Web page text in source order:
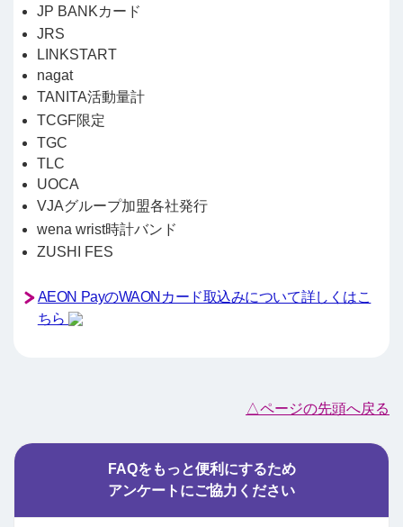
JP BANKカード
JRS
LINKSTART
nagat
TANITA活動量計
TCGF限定
TGC
TLC
UOCA
VJAグループ加盟各社発行
wena wrist時計バンド
ZUSHI FES
AEON PayのWAONカード取込みについて詳しくはこ
ちら
△ページの先頭へ戻る
FAQをもっと便利にするため
アンケートにご協力ください